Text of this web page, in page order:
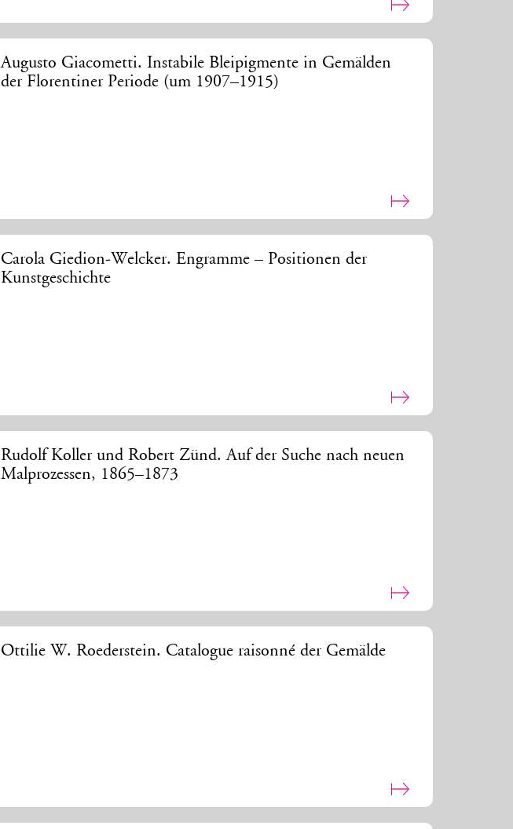
Augusto Giacometti. Instabile Bleipigmente in Gemälden
der Florentiner Periode (um 1907–1915)
Carola Giedion-Welcker. Engramme – Positionen der
Kunstgeschichte
Rudolf Koller und Robert Zünd. Auf der Suche nach neuen
Malprozessen, 1865–1873
Ottilie W. Roederstein. Catalogue raisonné der Gemälde